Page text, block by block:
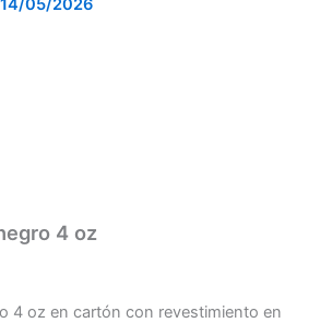
14/05/2026
4 oz
4 oz en cartón con revestimiento en